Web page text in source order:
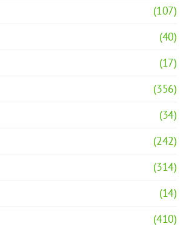
(107)
(40)
(17)
(356)
(34)
(242)
(314)
(14)
(410)